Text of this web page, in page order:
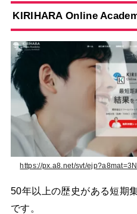
KIRIHARA Online
https://px.a8.net/svt/
50年以上の歴史がある短期
です。